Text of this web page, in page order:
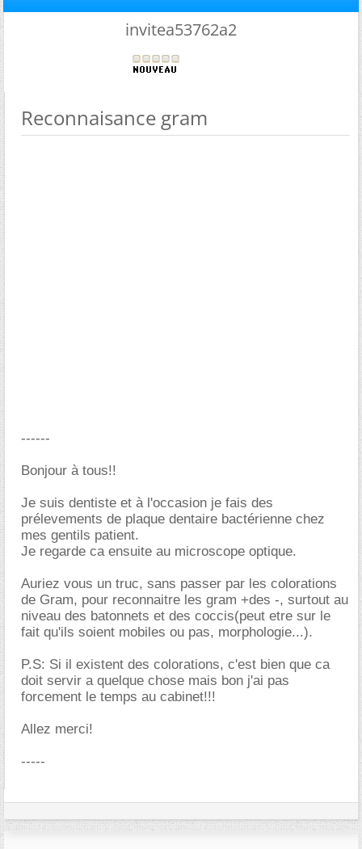
invitea53762a2
Reconnaisance gram
------
Bonjour à tous!!
Je suis dentiste et à l'occasion je fais des
prélevements de plaque dentaire bactérienne chez
mes gentils patient.
Je regarde ca ensuite au microscope optique.
Auriez vous un truc, sans passer par les colorations
de Gram, pour reconnaitre les gram +des -, surtout au
niveau des batonnets et des coccis(peut etre sur le
fait qu'ils soient mobiles ou pas, morphologie...).
P.S: Si il existent des colorations, c'est bien que ca
doit servir a quelque chose mais bon j'ai pas
forcement le temps au cabinet!!!
Allez merci!
-----